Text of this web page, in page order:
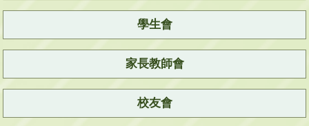
學生會
家長教師會
校友會